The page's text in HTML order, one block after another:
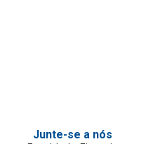
Junte-se a nós